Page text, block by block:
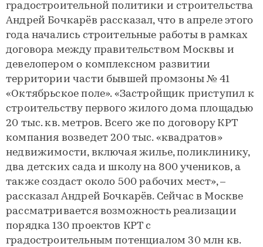
градостроительной политики и строительства
Андрей Бочкарёв рассказал, что в апреле этого
года начались строительные работы в рамках
договора между правительством Москвы и
девелопером о комплексном развитии
территории части бывшей промзоны № 41
«Октябрьское поле». «Застройщик приступил к
строительству первого жилого дома площадью
20 тыс. кв. метров. Всего же по договору КРТ
компания возведет 200 тыс. «квадратов»
недвижимости, включая жилье, поликлинику,
два детских сада и школу на 800 учеников, а
также создаст около 500 рабочих мест», –
рассказал Андрей Бочкарёв. Сейчас в Москве
рассматривается возможность реализации
порядка 130 проектов КРТ с
градостроительным потенциалом 30 млн кв.